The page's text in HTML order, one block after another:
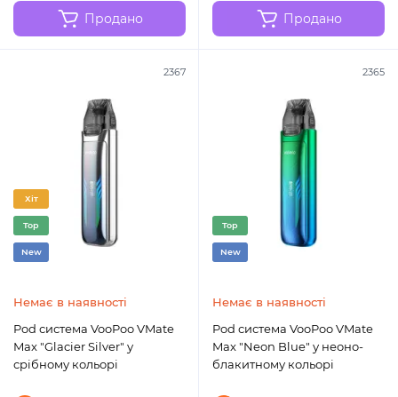
Продано Продано
2367
Хіт
Top
New
Немає в наявності
Pod система VooPoo VMate
Max "Glacier Silver" у
срібному кольорі
2365
Top
New
Немає в наявності
Pod система VooPoo VMate
Max "Neon Blue" у неоно-
блакитному кольорі